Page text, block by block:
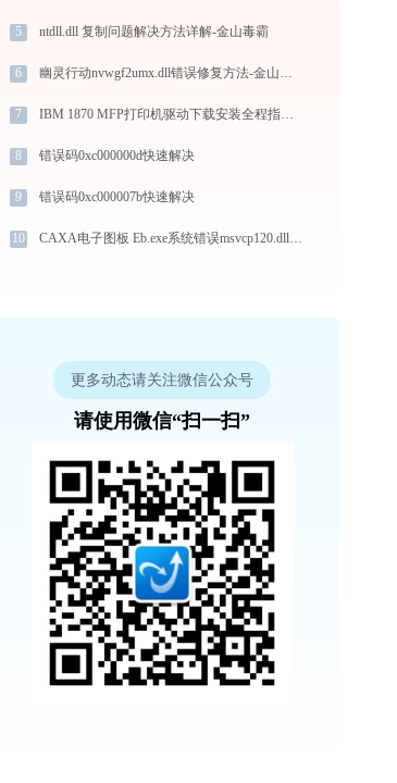
5 ntdll.dll 复制问题解决方法详解-金山毒霸
6 幽灵行动nvwgf2umx.dll错误修复方法-金山毒霸
7 IBM 1870 MFP打印机驱动下载安装全程指导，轻松解决打印问题
8 错误码0xc000000d快速解决
9 错误码0xc000007b快速解决
10 CAXA电子图板 Eb.exe系统错误msvcp120.dll丢失如何解决
更多动态请关注微信公众号
请使用微信“扫一扫”